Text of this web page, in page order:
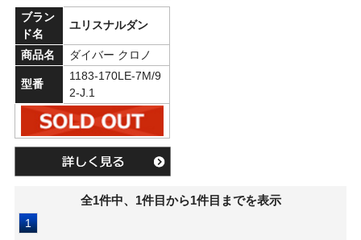
ブラン
ド名
ユリスナルダン
商品名 ダイバー クロノ
型番
1183-170LE-7M/9
2-J.1
全1件中、1件目から1件目までを表示
1